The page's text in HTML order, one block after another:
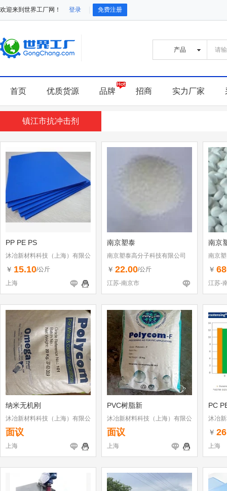
欢迎来到世界工厂网！ 登录 免费注册
首页 优质货源 品牌 招商 实力厂家
镇江市抗冲击剂
PP PE PS
沐冶新材料科技（上海）有限公
司
￥ 15.10/公斤
上海
南京塑泰
南京塑泰高分子科技有限公司
￥ 22.00/公斤
江苏-南京市
南京
南京
￥
江苏-
纳米无机刚
沐冶新材料科技（上海）有限公
司
面议
上海
PVC树脂新
沐冶新材料科技（上海）有限公
司
面议
上海
PC
沐冶
司
￥
上海